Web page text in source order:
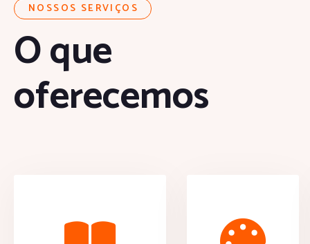
NOSSOS SERVIÇOS
O que
oferecemos